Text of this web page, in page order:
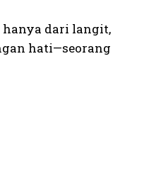
hanya dari langit,
hati—seorang